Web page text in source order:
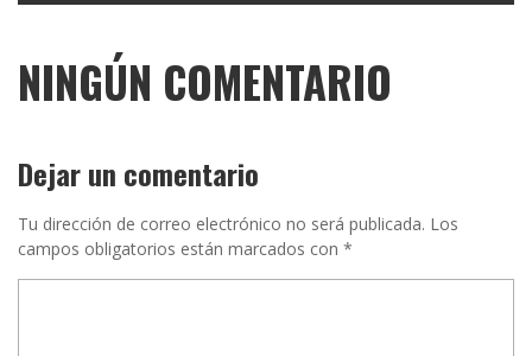
NINGÚN COMENTARIO
Dejar un comentario
Tu dirección de correo electrónico no será publicada. Los
campos obligatorios están marcados con *